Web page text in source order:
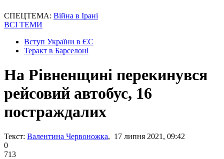
СПЕЦТЕМА: Війна в Ірані
ВСІ ТЕМИ
Вступ України в ЄС
Теракт в Барселоні
На Рівненщині перекинувся
рейсовий автобус, 16
постраждалих
Текст: Валентина Червоножка, 17 липня 2021, 09:42
0
713